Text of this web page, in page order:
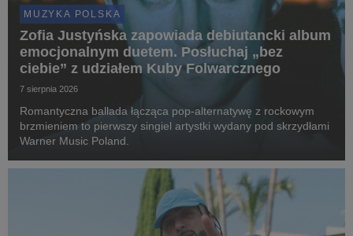
MUZYKA POLSKA
Zofia Justyńska zapowiada debiutancki album
emocjonalnym duetem. Posłuchaj „bez
ciebie” z udziałem Kuby Folwarcznego
7 sierpnia 2026
Romantyczna ballada łącząca pop-alternatywę z rockowym
brzmieniem to pierwszy singiel artystki wydany pod skrzydłami
Warner Music Poland.